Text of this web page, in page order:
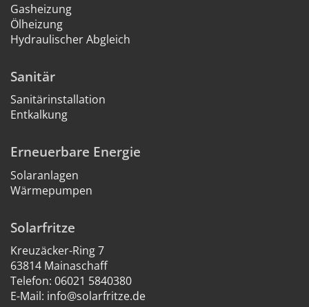
Gasheizung
Ölheizung
Hydraulischer Abgleich
Sanitär
Sanitärinstallation
Entkalkung
Erneuerbare Energie
Solaranlagen
Wärmepumpen
Solarfritze
Kreuzäcker-Ring 7
63814 Mainaschaff
Telefon:06021 5840380
E-Mail: info@solarfritze.de